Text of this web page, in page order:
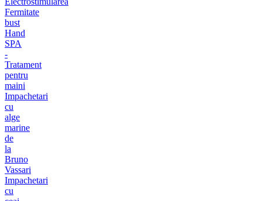
Fermitate
bust
Hand
SPA
-
Tratament
pentru
maini
Impachetari
cu
alge
marine
de
la
Bruno
Vassari
Impachetari
cu